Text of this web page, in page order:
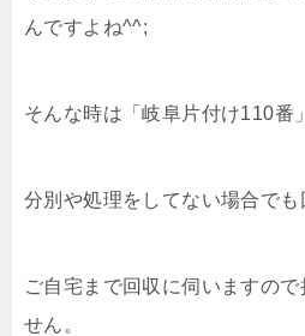
んですよね^^;
そんな時は「岐阜片付け110番
分別や処理をしてない場合でも
ご自宅まで回収に伺いますの
せん。